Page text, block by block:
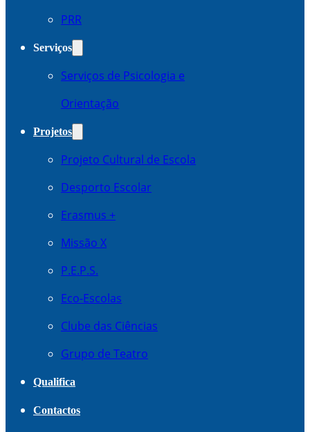
PRR
Serviços
Serviços de Psicologia e
Orientação
Projetos
Projeto Cultural de Escola
Desporto Escolar
Erasmus +
Missão X
P.E.P.S.
Eco-Escolas
Clube das Ciências
Grupo de Teatro
Qualifica
Contactos